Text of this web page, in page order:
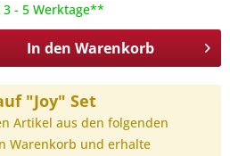
- 5 Werktage**
In den Warenkorb
"Joy" Set
Artikel aus den folgenden
Warenkorb und erhalte